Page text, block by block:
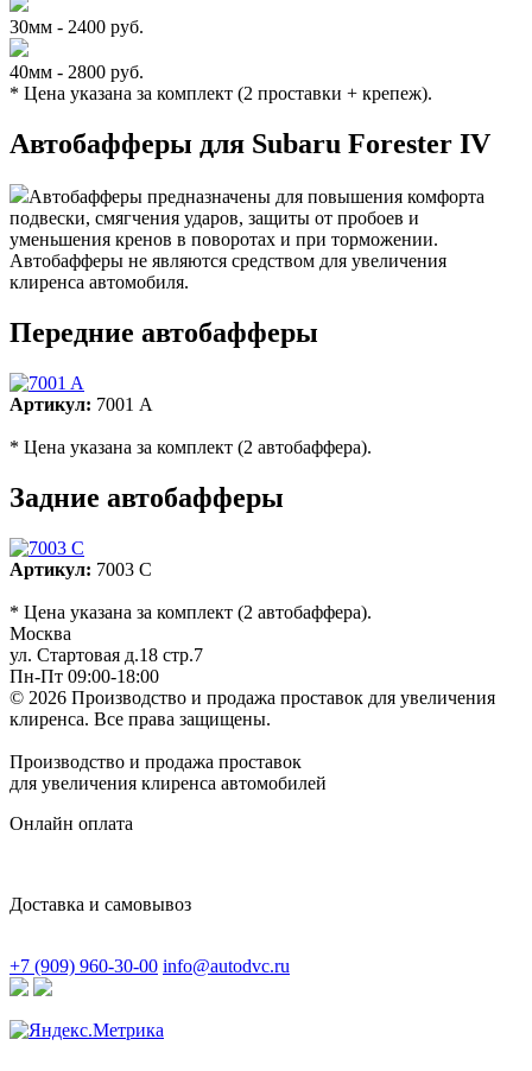
30мм - 2400 руб.
40мм - 2800 руб.
* Цена указана за комплект (2 проставки + крепеж).
Автобафферы для Subaru Forester IV
Автобафферы предназначены для повышения комфорта
подвески, смягчения ударов, защиты от пробоев и
уменьшения кренов в поворотах и при торможении.
Автобафферы не являются средством для увеличения
клиренса автомобиля.
Передние автобафферы
Артикул: 7001 A
* Цена указана за комплект (2 автобаффера).
Задние автобафферы
Артикул: 7003 C
* Цена указана за комплект (2 автобаффера).
Москва
ул. Стартовая д.18 стр.7
Пн-Пт 09:00-18:00
© 2026 Производство и продажа проставок для увеличения
клиренса. Все права защищены.
Производство и продажа проставок
для увеличения клиренса автомобилей
Онлайн оплата
Доставка и самовывоз
+7 (909) 960-30-00 info@autodvc.ru